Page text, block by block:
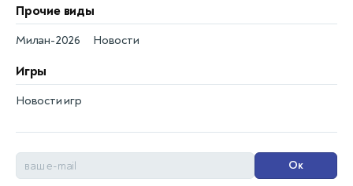
Прочие виды
Новости
Милан-2026
Игры
Новости игр
Ок